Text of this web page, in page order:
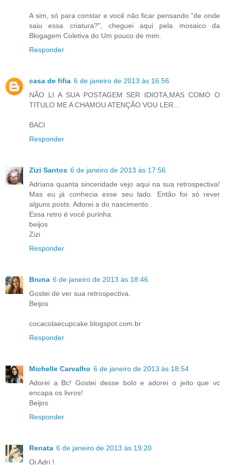
A sim, só para constar e você não ficar pensando "de onde
saiu essa criatura?", cheguei aqui pela mosaico da
Blogagem Coletiva do Um pouco de mim.
Responder
casa de fifia 6 de janeiro de 2013 às 16:56
NÃO LI A SUA POSTAGEM SER IDIOTA,MAS COMO O
TITULO ME A CHAMOU ATENÇÃO VOU LER...
BACI
Responder
Zizi Santos 6 de janeiro de 2013 às 17:56
Adriana quanta sinceridade vejo aqui na sua retrospectiva!
Mas eu já conhecia esse seu lado. Então foi só rever
alguns posts. Adorei a do nascimento .
Essa retro é você purinha.
beijos
Zizi
Responder
Bruna 6 de janeiro de 2013 às 18:46
Gostei de ver sua retrospectiva.
Beijos
cocacolaecupcake.blogspot.com.br
Responder
Michelle Carvalho 6 de janeiro de 2013 às 18:54
Adorei a Bc! Gostei desse bolo e adorei o jeito que vc
encapa os livros!
Beijos
Responder
Renata 6 de janeiro de 2013 às 19:20
Oi Adri !